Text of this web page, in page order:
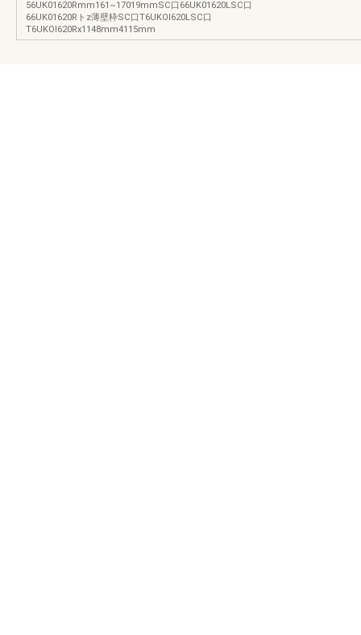
56UK01620Rmm161~17019mmSC口66UK01620LSC口
66UK01620Rトz薄壁枠SC口T6UKOl620LSC口
T6UKOl620Rx1148mm4115mm